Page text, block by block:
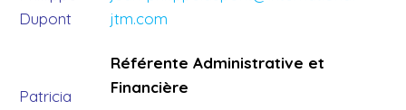
Dupont
jtm.com
Patricia
Référente Administrative et
Financière